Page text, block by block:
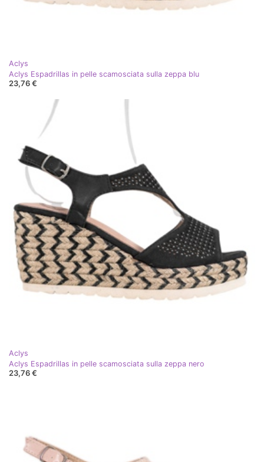
Aclys
Aclys Espadrillas in pelle scamosciata sulla zeppa blu
23,76 €
Aclys
Aclys Espadrillas in pelle scamosciata sulla zeppa nero
23,76 €